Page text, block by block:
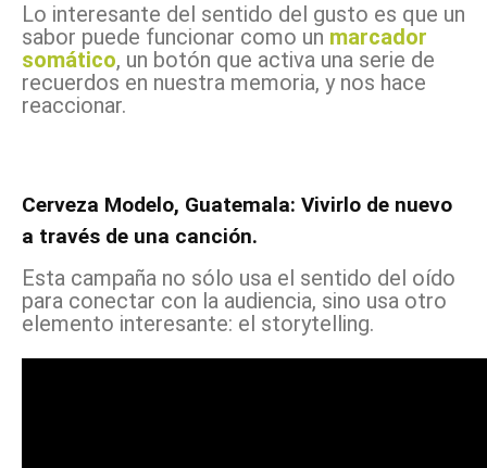
Lo interesante del sentido del gusto es que un
sabor puede funcionar como un marcador
somático, un botón que activa una serie de
recuerdos en nuestra memoria, y nos hace
reaccionar.
Cerveza Modelo, Guatemala: Vivirlo de nuevo
a través de una canción.
Esta campaña no sólo usa el sentido del oído
para conectar con la audiencia, sino usa otro
elemento interesante: el storytelling.